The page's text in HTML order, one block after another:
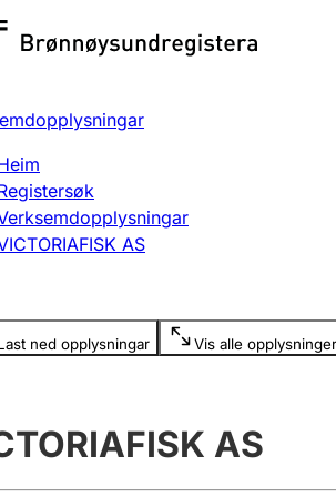
endre, slette
AS
ned opplysningar Vis alle opplysninger
er skjult
AS